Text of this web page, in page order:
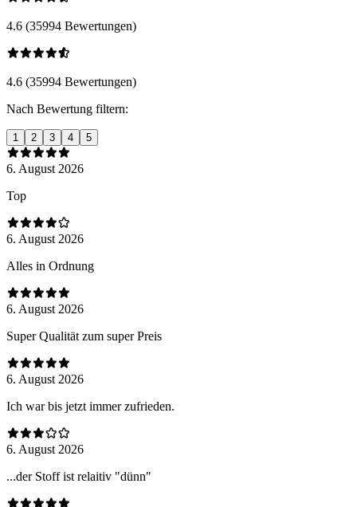
4.6 (35994 Bewertungen)
4.6 (35994 Bewertungen)
Nach Bewertung filtern:
1 2 3 4 5
6. August 2026
Top
6. August 2026
Alles in Ordnung
6. August 2026
Super Qualität zum super Preis
6. August 2026
Ich war bis jetzt immer zufrieden.
6. August 2026
...der Stoff ist relaitiv "dünn"